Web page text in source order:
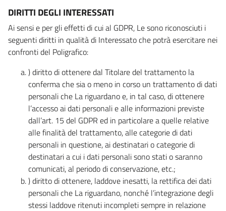
DIRITTI DEGLI INTERESSATI
Ai sensi e per gli effetti di cui al GDPR, Le sono riconosciuti i
seguenti diritti in qualità di Interessato che potrà esercitare nei
confronti del Poligrafico:
) diritto di ottenere dal Titolare del trattamento la
conferma che sia o meno in corso un trattamento di dati
personali che La riguardano e, in tal caso, di ottenere
l’accesso ai dati personali e alle informazioni previste
dall’art. 15 del GDPR ed in particolare a quelle relative
alle finalità del trattamento, alle categorie di dati
personali in questione, ai destinatari o categorie di
destinatari a cui i dati personali sono stati o saranno
comunicati, al periodo di conservazione, etc.;
) diritto di ottenere, laddove inesatti, la rettifica dei dati
personali che La riguardano, nonché l’integrazione degli
stessi laddove ritenuti incompleti sempre in relazione